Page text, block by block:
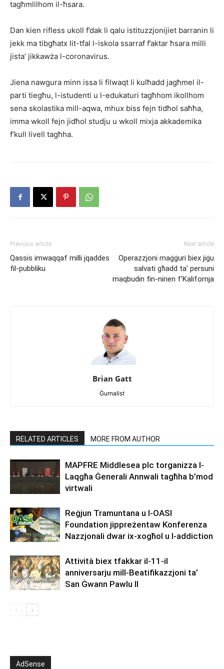
tagħmlilhom il-ħsara.
Dan kien rifless ukoll f’dak li qalu istituzzjonijiet barranin li
jekk ma tibgħatx lit-tfal l-iskola ssarraf f’aktar ħsara milli
jista’ jikkawża l-coronavirus.
Jiena nawgura minn issa li filwaqt li kulħadd jagħmel il-
parti tiegħu, l-istudenti u l-edukaturi tagħhom ikollhom
sena skolastika mill-aqwa, mhux biss fejn tidħol saħħa,
imma wkoll fejn jidħol studju u wkoll mixja akkademika
f’kull livell tagħha.
Previous article
Qassis imwaqqaf milli jqaddes
fil-pubbliku
Next article
Operazzjoni maġġuri biex jiġu
salvati għadd ta’ persuni
maqbudin fin-nirien f’Kalifornja
Brian Gatt
Ġurnalist
RELATED ARTICLES MORE FROM AUTHOR
MAPFRE Middlesea plc torganizza l-
Laqgħa Ġenerali Annwali tagħha b’mod
virtwali
Reġjun Tramuntana u l-OASI
Foundation jippreżentaw Konferenza
Nazzjonali dwar ix-xogħol u l-addiction
Attività biex tfakkar il-11-il
anniversarju mill-Beatifikazzjoni ta’
San Ġwann Pawlu II
AdSense